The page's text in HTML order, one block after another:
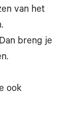
van het
breng je
ook